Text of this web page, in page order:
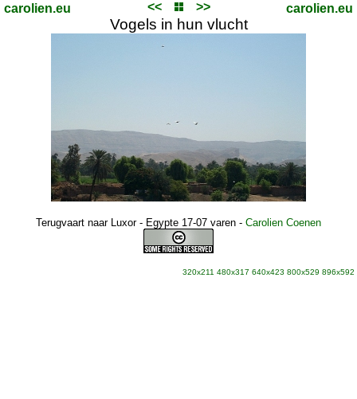
carolien.eu << >> carolien.eu
Vogels in hun vlucht
Terugvaart naar Luxor - Egypte 17-07 varen - Carolien Coenen
320x211 480x317 640x423 800x529 896x592